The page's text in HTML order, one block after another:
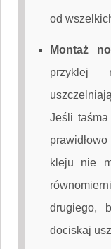
od
Montaż
przyklej
Jeśli
kleju nie
drugiego,
dociskaj